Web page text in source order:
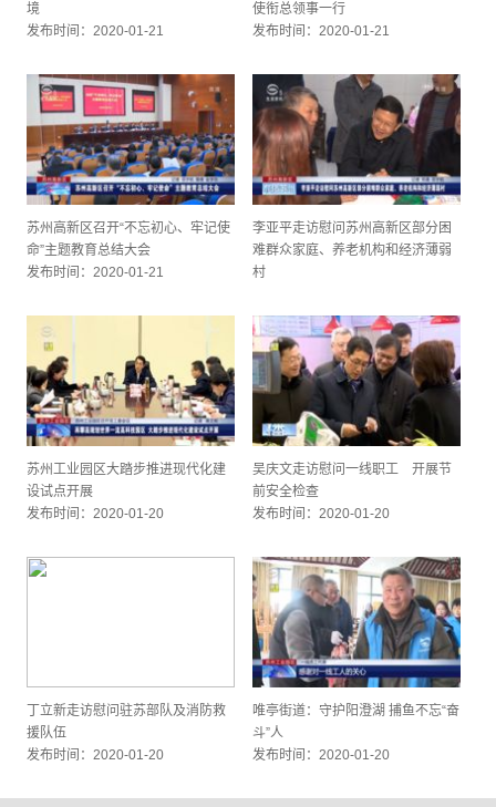
境
发布时间：2020-01-21
使衔总领事一行
发布时间：2020-01-21
苏州高新区召开“不忘初心、牢记使
命”主题教育总结大会
发布时间：2020-01-21
李亚平走访慰问苏州高新区部分困
难群众家庭、养老机构和经济薄弱
村
苏州工业园区大踏步推进现代化建
设试点开展
发布时间：2020-01-20
吴庆文走访慰问一线职工 开展节
前安全检查
发布时间：2020-01-20
丁立新走访慰问驻苏部队及消防救
援队伍
发布时间：2020-01-20
唯亭街道：守护阳澄湖 捕鱼不忘“奋
斗”人
发布时间：2020-01-20